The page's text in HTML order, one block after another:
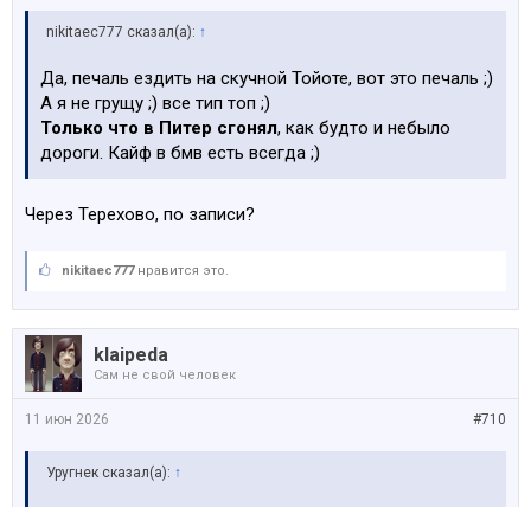
nikitaec777 сказал(а): ↑
Да, печаль ездить на скучной Тойоте, вот это печаль ;)
А я не грущу ;) все тип топ ;)
Только что в Питер сгонял, как будто и небыло
дороги. Кайф в бмв есть всегда ;)
Через Терехово, по записи?
nikitaec777нравится это.
klaipeda
Сам не свой человек
#710
11 июн 2026
Уругнек сказал(а): ↑